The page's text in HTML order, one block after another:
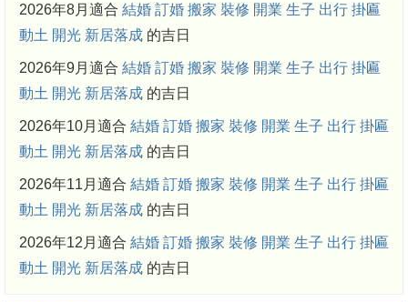
2026年8月適合 結婚 訂婚 搬家 裝修 開業 生子 出行 掛匾
動土 開光 新居落成 的吉日
2026年9月適合 結婚 訂婚 搬家 裝修 開業 生子 出行 掛匾
動土 開光 新居落成 的吉日
2026年10月適合 結婚 訂婚 搬家 裝修 開業 生子 出行 掛匾
動土 開光 新居落成 的吉日
2026年11月適合 結婚 訂婚 搬家 裝修 開業 生子 出行 掛匾
動土 開光 新居落成 的吉日
2026年12月適合 結婚 訂婚 搬家 裝修 開業 生子 出行 掛匾
動土 開光 新居落成 的吉日